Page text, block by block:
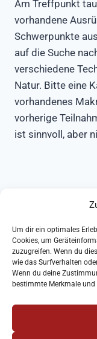
Um dir ein optimales
Cookies, um
zuzugreifen. Wenn du
wie das Surfverhalten
Wenn du deine
bestimmte Merkmale
Am Treffpunkt
vorhandene
Schwerpunkte
auf die Suche
verschiedene
Natur. Bitte eine
vorhandenes
vorherige
ist sinnvoll, aber
Karin Knöthig,